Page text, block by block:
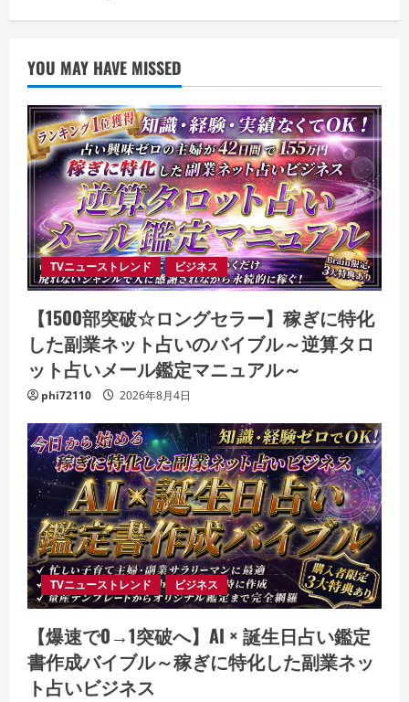
YOU MAY HAVE MISSED
TVニューストレンド ビジネス
【1500部突破☆ロングセラー】稼ぎに特化
した副業ネット占いのバイブル～逆算タロ
ット占いメール鑑定マニュアル～
phi72110 2026年8月4日
TVニューストレンド ビジネス
【爆速で0→1突破へ】AI × 誕生日占い鑑定
書作成バイブル～稼ぎに特化した副業ネッ
ト占いビジネス